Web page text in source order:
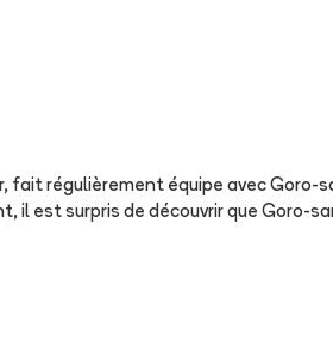
fait régulièrement équipe avec Goro-
est surpris de découvrir que Goro-